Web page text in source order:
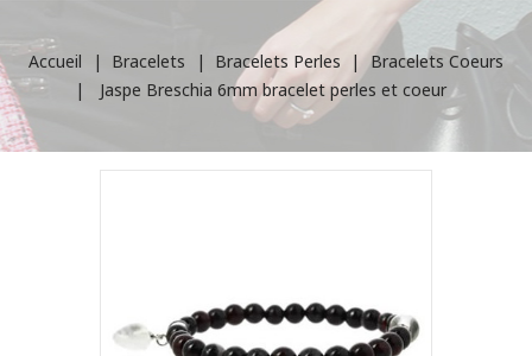
Accueil Bracelets Bracelets Perles
Bracelets Coeurs
Jaspe Breschia 6mm bracelet perles et coeur